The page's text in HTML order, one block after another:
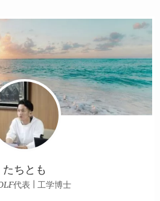
たちとも
代表 | 工学博士